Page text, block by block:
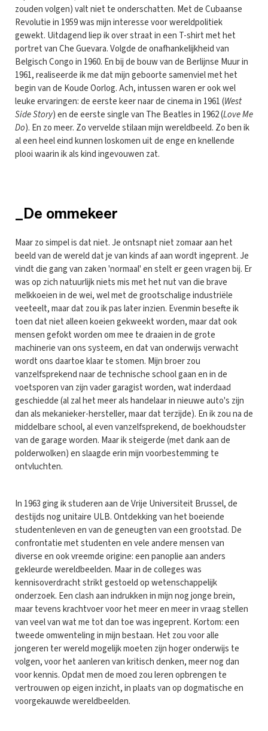
zouden volgen) valt niet te onderschatten. Met de Cubaanse
Revolutie in 1959 was mijn interesse voor wereldpolitiek
gewekt. Uitdagend liep ik over straat in een T-shirt met het
portret van Che Guevara. Volgde de onafhankelijkheid van
Belgisch Congo in 1960. En bij de bouw van de Berlijnse Muur in
1961, realiseerde ik me dat mijn geboorte samenviel met het
begin van de Koude Oorlog. Ach, intussen waren er ook wel
leuke ervaringen: de eerste keer naar de cinema in 1961 (West
Side Story) en de eerste single van The Beatles in 1962 (Love Me
Do). En zo meer. Zo vervelde stilaan mijn wereldbeeld. Zo ben ik
al een heel eind kunnen loskomen uit de enge en knellende
plooi waarin ik als kind ingevouwen zat.
_De ommekeer
Maar zo simpel is dat niet. Je ontsnapt niet zomaar aan het
beeld van de wereld dat je van kinds af aan wordt ingeprent. Je
vindt die gang van zaken 'normaal' en stelt er geen vragen bij. Er
was op zich natuurlijk niets mis met het nut van die brave
melkkoeien in de wei, wel met de grootschalige industriële
veeteelt, maar dat zou ik pas later inzien. Evenmin besefte ik
toen dat niet alleen koeien gekweekt worden, maar dat ook
mensen gefokt worden om mee te draaien in de grote
machinerie van ons systeem, en dat van onderwijs verwacht
wordt ons daartoe klaar te stomen. Mijn broer zou
vanzelfsprekend naar de technische school gaan en in de
voetsporen van zijn vader garagist worden, wat inderdaad
geschiedde (al zal het meer als handelaar in nieuwe auto's zijn
dan als mekanieker-hersteller, maar dat terzijde). En ik zou na de
middelbare school, al even vanzelfsprekend, de boekhoudster
van de garage worden. Maar ik steigerde (met dank aan de
polderwolken) en slaagde erin mijn voorbestemming te
ontvluchten.
In 1963 ging ik studeren aan de Vrije Universiteit Brussel, de
destijds nog unitaire ULB. Ontdekking van het boeiende
studentenleven en van de geneugten van een grootstad. De
confrontatie met studenten en vele andere mensen van
diverse en ook vreemde origine: een panoplie aan anders
gekleurde wereldbeelden. Maar in de colleges was
kennisoverdracht strikt gestoeld op wetenschappelijk
onderzoek. Een clash aan indrukken in mijn nog jonge brein,
maar tevens krachtvoer voor het meer en meer in vraag stellen
van veel van wat me tot dan toe was ingeprent. Kortom: een
tweede omwenteling in mijn bestaan. Het zou voor alle
jongeren ter wereld mogelijk moeten zijn hoger onderwijs te
volgen, voor het aanleren van kritisch denken, meer nog dan
voor kennis. Opdat men de moed zou leren opbrengen te
vertrouwen op eigen inzicht, in plaats van op dogmatische en
voorgekauwde wereldbeelden.